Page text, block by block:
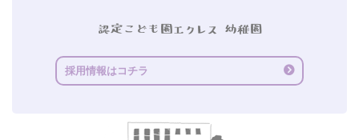
採用情報はコチラ